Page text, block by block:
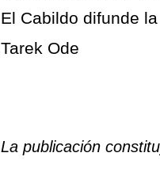
El Cabildo difunde
Tarek Ode
La publicación